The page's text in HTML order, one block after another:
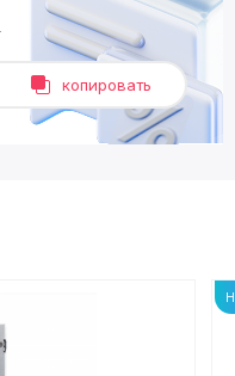
копировать